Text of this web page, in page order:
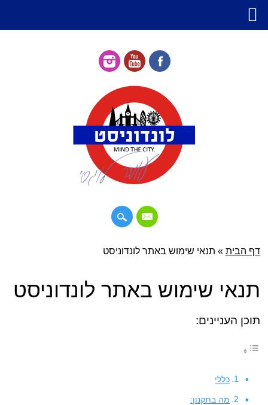
תפריט ראשי
דילוג
דף הבית » תנאי שימוש באתר לונדוניסט
תנאי שימוש באתר לונדוניסט
תוכן העניינים:
כללי
מה בתקנון: